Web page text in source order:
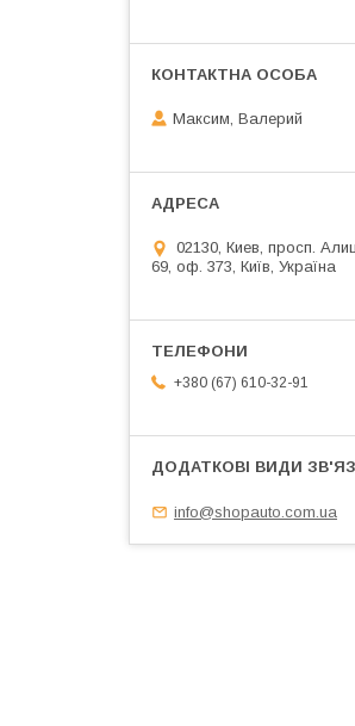
Максим, Валерий
02130, Киев, просп.
69, оф. 373, Київ, Україна
+380 (67) 610-32-91
info@shopauto.com.ua